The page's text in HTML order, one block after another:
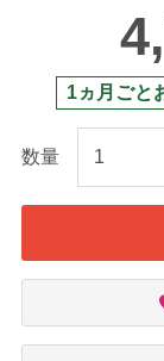
1ヵ月ごと
数量